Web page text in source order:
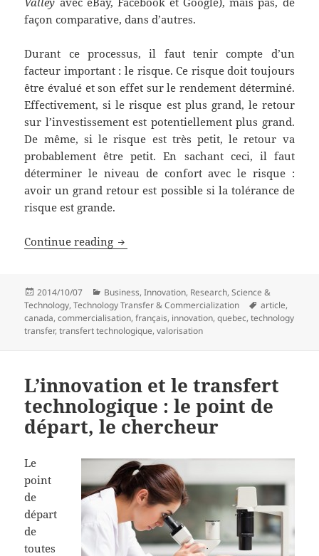
façon comparative, dans d’autres.
Durant ce processus, il faut tenir compte d’un
facteur important : le risque. Ce risque doit toujours
être évalué et son effet sur le rendement déterminé.
Effectivement, si le risque est plus grand, le retour
sur l’investissement est potentiellement plus grand.
De même, si le risque est très petit, le retour va
probablement être petit. En sachant ceci, il faut
déterminer le niveau de confort avec le risque :
avoir un grand retour est possible si la tolérance de
risque est grande.
Continue reading L’innovation et le transfert
Posted
on
2014/10/07 Categories
Business,Innovation, Research,Science &
Technology,Technology Transfer & Commercialization Tags
article,
canada,commercialisation,français, innovation,quebec,technology
transfer,transfert technologique,valorisation
L’innovation et le transfert
technologique : le point de
départ, le chercheur
Le
point
de
départ
de
toutes